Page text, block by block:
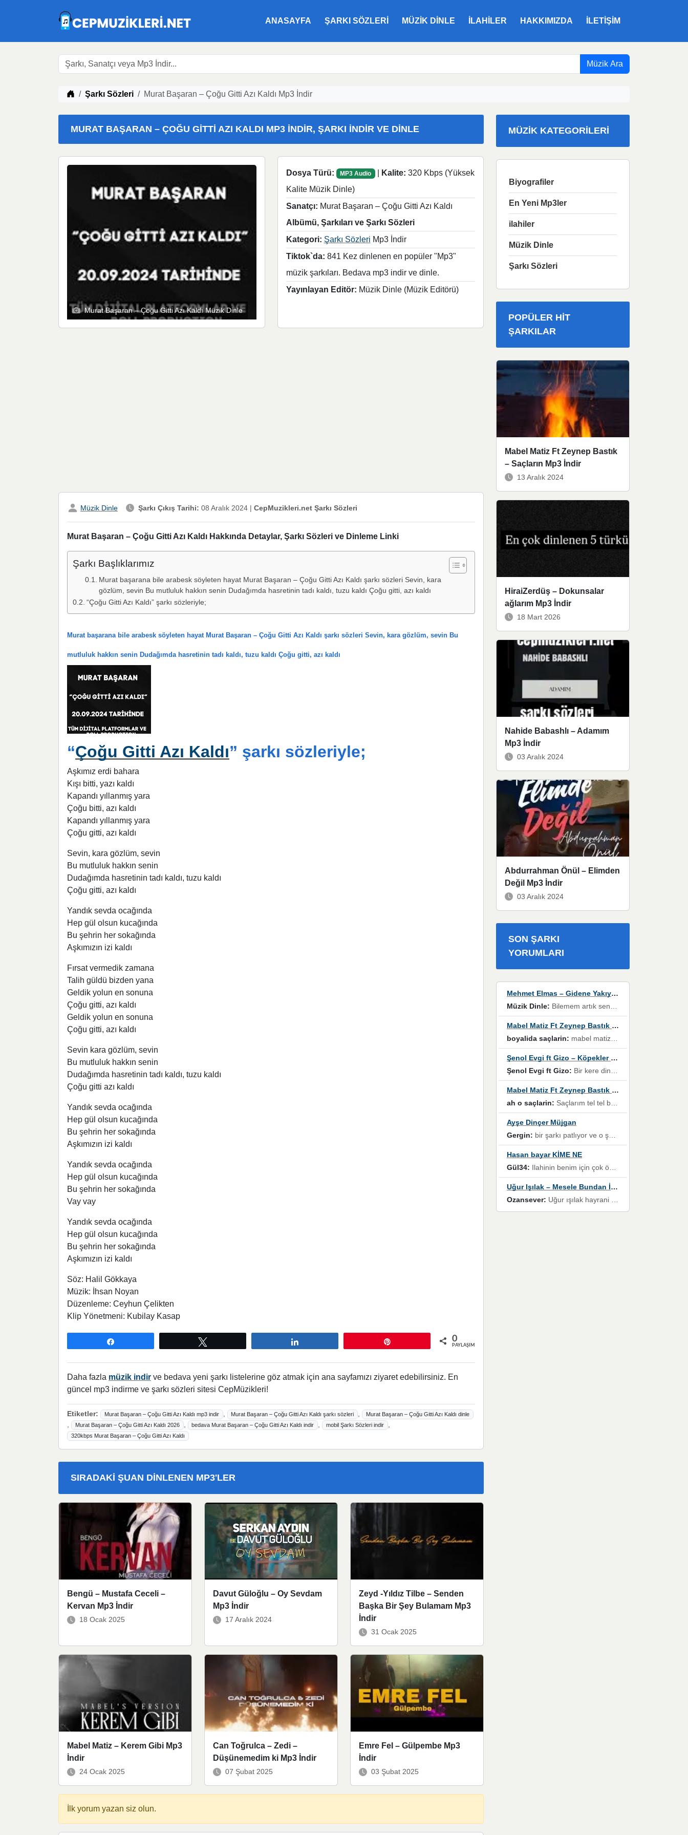
ANASAYFA ŞARKI SÖZLERI MÜZIK DINLE ILAHILER HAKKIMIZDA İLETIŞIM
Müzik Ara
Müzik indir
Şarkı Sözleri Murat Başaran – Çoğu Gitti Azı Kaldı Mp3 İndir
MURAT BAŞARAN – ÇOĞU GITTI AZI KALDI MP3 İNDIR, ŞARKI İNDIR VE DINLE
Murat Başaran – Çoğu Gitti Azı Kaldı Müzik Dinle
Dosya Türü: MP3 Audio Kalite: 320 Kbps (Yüksek
Kalite Müzik Dinle)
Sanatçı: Murat Başaran – Çoğu Gitti Azı Kaldı
Albümü, Şarkıları ve Şarkı Sözleri
Kategori: Şarkı Sözleri Mp3 İndir
Tiktok`da: 841 Kez dinlenen en popüler "Mp3"
müzik şarkıları. Bedava mp3 indir ve dinle.
Yayınlayan Editör: Müzik Dinle (Müzik Editörü)
Müzik Dinle Şarkı Çıkış Tarihi: 08 Aralık 2024 | CepMuzikleri.net Şarkı Sözleri
Murat Başaran – Çoğu Gitti Azı Kaldı Hakkında Detaylar, Şarkı Sözleri ve Dinleme Linki
Şarkı Başlıklarımız
Murat başarana bile arabesk söyleten hayat Murat Başaran – Çoğu Gitti Azı Kaldı şarkı sözleri Sevin, kara
gözlüm, sevin Bu mutluluk hakkın senin Dudağımda hasretinin tadı kaldı, tuzu kaldı Çoğu gitti, azı kaldı
“Çoğu Gitti Azı Kaldı” şarkı sözleriyle;
Murat başarana bile arabesk söyleten hayat Murat Başaran – Çoğu Gitti Azı Kaldı şarkı sözleri Sevin, kara gözlüm, sevin Bu
mutluluk hakkın senin Dudağımda hasretinin tadı kaldı, tuzu kaldı Çoğu gitti, azı kaldı
“Çoğu Gitti Azı Kaldı” şarkı sözleriyle;
Aşkımız erdi bahara
Kışı bitti, yazı kaldı
Kapandı yıllanmış yara
Çoğu bitti, azı kaldı
Kapandı yıllanmış yara
Çoğu gitti, azı kaldı
Sevin, kara gözlüm, sevin
Bu mutluluk hakkın senin
Dudağımda hasretinin tadı kaldı, tuzu kaldı
Çoğu gitti, azı kaldı
Yandık sevda ocağında
Hep gül olsun kucağında
Bu şehrin her sokağında
Aşkımızın izi kaldı
Fırsat vermedik zamana
Talih güldü bizden yana
Geldik yolun en sonuna
Çoğu gitti, azı kaldı
Geldik yolun en sonuna
Çoğu gitti, azı kaldı
Sevin kara gözlüm, sevin
Bu mutluluk hakkın senin
Dudağımda hasretinin tadı kaldı, tuzu kaldı
Çoğu gitti azı kaldı
Yandık sevda ocağında
Hep gül olsun kucağında
Bu şehrin her sokağında
Aşkımızın izi kaldı
Yandık sevda ocağında
Hep gül olsun kucağında
Bu şehrin her sokağında
Vay vay
Yandık sevda ocağında
Hep gül olsun kucağında
Bu şehrin her sokağında
Aşkımızın izi kaldı
Söz: Halil Gökkaya
Müzik: İhsan Noyan
Düzenleme: Ceyhun Çelikten
Klip Yönetmeni: Kubilay Kasap
0
PAYLAŞIMLAR
Daha fazla müzik indir ve bedava yeni şarkı listelerine göz atmak için ana sayfamızı ziyaret edebilirsiniz. En
güncel mp3 indirme ve şarkı sözleri sitesi CepMüzikleri!
Etiketler: Murat Başaran – Çoğu Gitti Azı Kaldı mp3 indir , Murat Başaran – Çoğu Gitti Azı Kaldı şarkı sözleri , Murat Başaran – Çoğu Gitti Azı Kaldı dinle
, Murat Başaran – Çoğu Gitti Azı Kaldı 2026 , bedava Murat Başaran – Çoğu Gitti Azı Kaldı indir , mobil Şarkı Sözleri indir ,
320kbps Murat Başaran – Çoğu Gitti Azı Kaldı
SIRADAKI ŞUAN DINLENEN MP3'LER
Bengü – Mustafa Ceceli –
Kervan Mp3 İndir
18 Ocak 2025
Davut Güloğlu – Oy Sevdam
Mp3 İndir
17 Aralık 2024
Zeyd -Yıldız Tilbe – Senden
Başka Bir Şey Bulamam Mp3
İndir
31 Ocak 2025
Mabel Matiz – Kerem Gibi Mp3
İndir
24 Ocak 2025
Can Toğrulca – Zedi –
Düşünemedim ki Mp3 İndir
07 Şubat 2025
Emre Fel – Gülpembe Mp3
İndir
03 Şubat 2025
İlk yorum yazan siz olun.
MÜZIK KATEGORILERI
Biyografiler
En Yeni Mp3ler
ilahiler
Müzik Dinle
Şarkı Sözleri
POPÜLER HIT
ŞARKILAR
Mabel Matiz Ft Zeynep Bastık
– Saçların Mp3 İndir
13 Aralık 2024
HiraiZerdüş – Dokunsalar
ağlarım Mp3 İndir
18 Mart 2026
Nahide Babashlı – Adamım
Mp3 İndir
03 Aralık 2024
Abdurrahman Önül – Elimden
Değil Mp3 İndir
03 Aralık 2024
SON ŞARKI
YORUMLARI
Mehmet Elmas – Gidene Yakıyorum
Müzik Dinle: Bilemem artık senden bir şans daha / Düştüğün zaman ben olmayacağım yanında” dizeleri, artık geçmişin tekrarına izin verilmeyeceğini, kişisel sınırların çizildiğini gösteriyor.
Mabel Matiz Ft Zeynep Bastık – Saçların
boyalida saçlarin: mabel matiz'in maya albümünde yer alan güzellerden. parça da şarkı hani! müzikal altyapısına vurulduğum, sözlerinde kaybolduğum bir parça olmuş.
Şenol Evgi ft Gizo – Köpekler Tanımadıklarına havlar
Şenol Evgi ft Gizo: Bir kere dinlememe rağmen kulaklardan gitmiyor sen sen sen sen kurban ol sen sen sen sen hayran ol yükses ses müzik dinleme sebebisiniz canlar bomba gibi patladınız maşallah
Mabel Matiz Ft Zeynep Bastık – Saçların
ah o saçlarin: Saçlarım tel tel beyazlıyor beyazlagına degil yanımda sen yoksun ona üzülüyorum günler bir bir geçiyor geçen günlere değil sensiz geçen günlere darılıyorum,Dinledikce asla kavusamayacagim ama asla unutamicagim sevdiğim adam için yanar içim
Ayşe Dinçer Müjgan
Gergin: bir şarkı patlıyor ve o şarkıyı millet her paylaşımın altına koyuyor ve öyle bir durum hal alıyor ki şarkıyı dinlemeden şarkıdan bikıyorsun Ama bu enteresan bir şekilde dillere dolanıyor millet olarak seviyoruz dertlerle boğuşurken bir yandan da göbek atmayi))) diyeceklerim bu kadar güzel hoş bir sayfa emeğinize sağlık arkadaşlar kolay gelsin
Hasan bayar KİME NE
Gül34: Ilahinin benim için çok özel bir yeri var İlk çıktığında komşum ne kadar yüksek sesle dinliyorsa orada duymuştum ve YouTube'dan aratıp Bu ilahiyi bulmuştum ve sonra müdavimi oldum günlük Ben de 3-5 kere dinleyip ezberleyip artık ilahiye bende eşlik ediyorum yüksek sesle Allah razı olsun hizmet nimettir Rabbim sizin zahmetlerinize de hayırlı nimetler versin Selam ve dua ile Allah'a emanet olun
Uğur Işılak – Mesele Bundan İbaret
Ozansever: Uğur ışılak hayrani olarak eski yeni tüm eserlerini keyifle huzurla dinleyenlerden birisiyim, emeğine saygı duyan gönül veren bunu en güzel şekilde sevenlerine ulaştıran siz değerli sayfa yöneticilerine de teşekkür ederim